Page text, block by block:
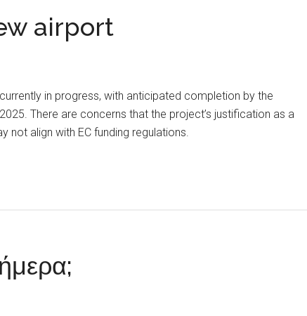
airport
in progress, with anticipated completion by the
There are concerns that the project’s justification as a
not align with EC funding regulations.